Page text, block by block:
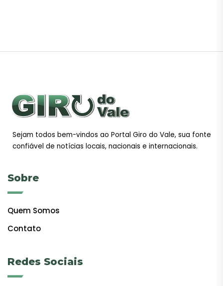
Sejam todos bem-vindos ao Portal Giro do Vale, sua fonte
confiável de notícias locais, nacionais e internacionais.
Sobre
Quem Somos
Contato
Redes Sociais